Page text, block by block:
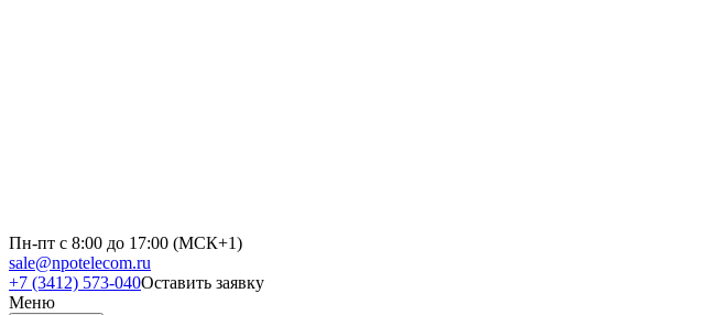
Пн-пт с 8:00 до 17:00 (МСК+1)
sale@npotelecom.ru
+7 (3412) 573-040Оставить заявку
Меню